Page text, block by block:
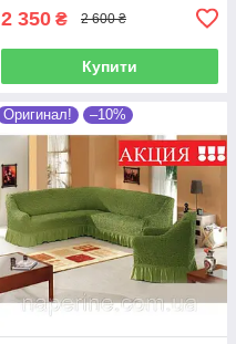
2 350 ₴ 2 600 ₴
Купити
Оригинал! –10%